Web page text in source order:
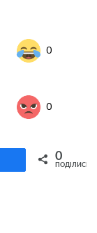
0
0
Поділитися0
ПОДІЛИСЬ